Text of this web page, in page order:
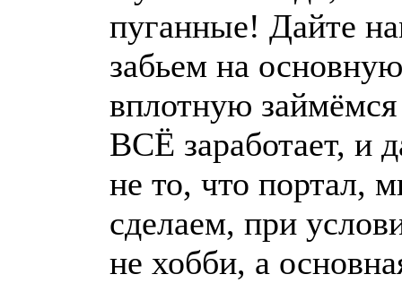
пуганные! Дайте
забьем на
вплотную
ВСЁ заработает,
не то, что портал,
сделаем, при
не хобби, а